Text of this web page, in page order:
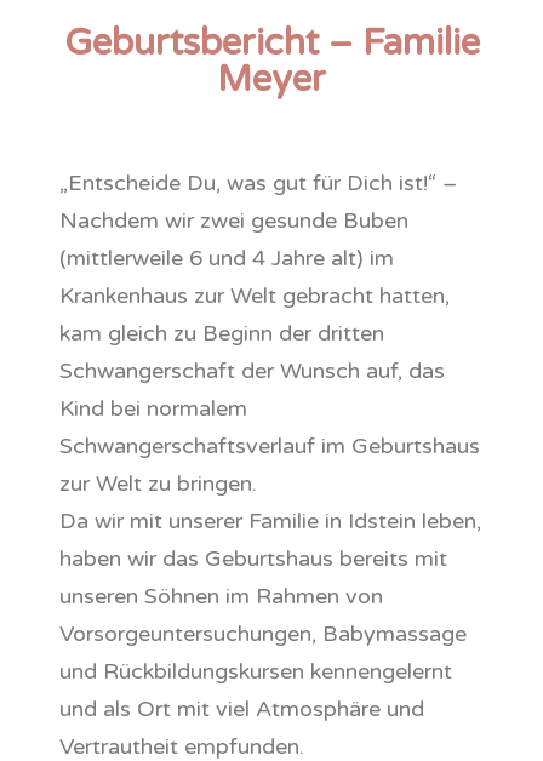
Geburtsbericht – Familie
Meyer
„Entscheide Du, was gut für Dich ist!“ –
Nachdem wir zwei gesunde Buben
(mittlerweile 6 und 4 Jahre alt) im
Krankenhaus zur Welt gebracht hatten,
kam gleich zu Beginn der dritten
Schwangerschaft der Wunsch auf, das
Kind bei normalem
Schwangerschaftsverlauf im Geburtshaus
zur Welt zu bringen.
Da wir mit unserer Familie in Idstein leben,
haben wir das Geburtshaus bereits mit
unseren Söhnen im Rahmen von
Vorsorgeuntersuchungen, Babymassage
und Rückbildungskursen kennengelernt
und als Ort mit viel Atmosphäre und
Vertrautheit empfunden.